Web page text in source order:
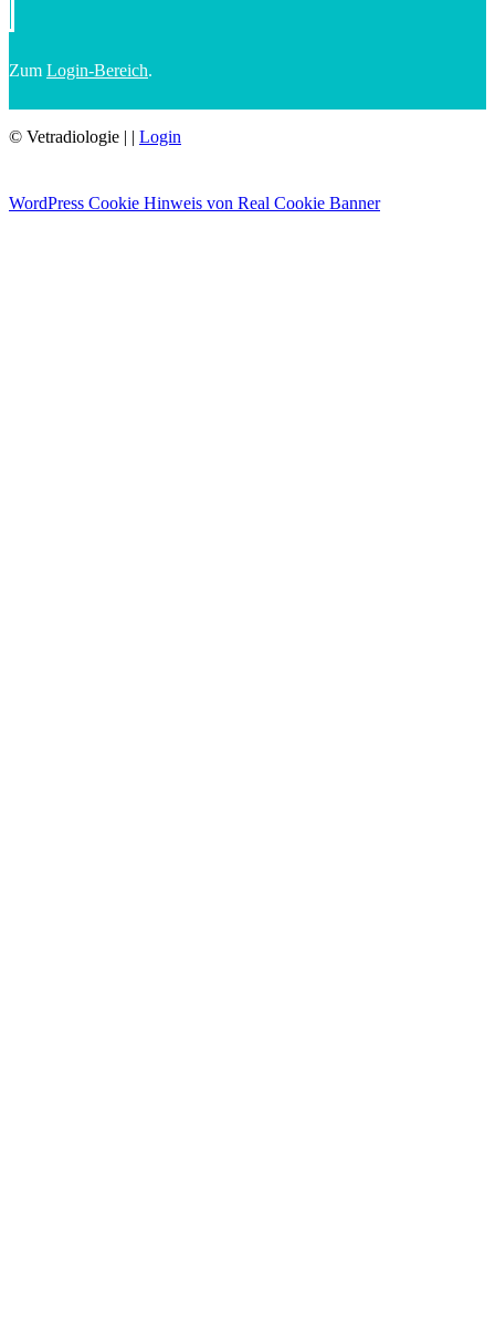
Zum Login-Bereich.
© Vetradiologie | | Login
WordPress Cookie Hinweis von Real Cookie Banner